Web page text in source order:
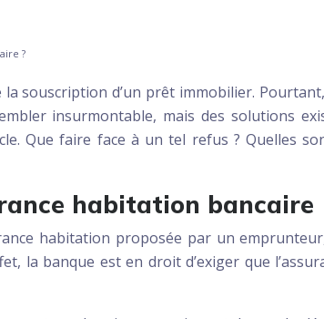
?
souscription d’un prêt immobilier.
insurmontable, mais des solutions
Que faire face à un tel refus ? Quelles
habitation bancaire
habitation proposée par un
la banque est en droit d’exiger que